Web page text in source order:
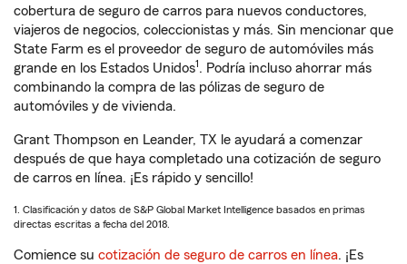
cobertura de seguro de carros para nuevos conductores,
viajeros de negocios, coleccionistas y más. Sin mencionar que
State Farm es el proveedor de seguro de automóviles más
grande en los Estados Unidos1. Podría incluso ahorrar más
combinando la compra de las pólizas de seguro de
automóviles y de vivienda.
Grant Thompson en Leander, TX le ayudará a comenzar
después de que haya completado una cotización de seguro
de carros en línea. ¡Es rápido y sencillo!
1. Clasificación y datos de S&P Global Market Intelligence basados en primas
directas escritas a fecha del 2018.
Comience su cotización de seguro de carros en línea. ¡Es